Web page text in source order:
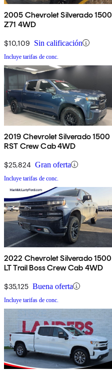
2005 Chevrolet Silverado 1500
Z71 4WD
$10,109 Sin calificación
Incluye tarifas de conc.
2019 Chevrolet Silverado 1500
RST Crew Cab 4WD
$25,824 Gran oferta
Incluye tarifas de conc.
2022 Chevrolet Silverado 1500
LT Trail Boss Crew Cab 4WD
$35,125 Buena oferta
Incluye tarifas de conc.